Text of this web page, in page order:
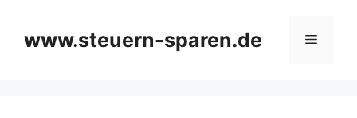
springen
www.steuern-sparen.de Menü